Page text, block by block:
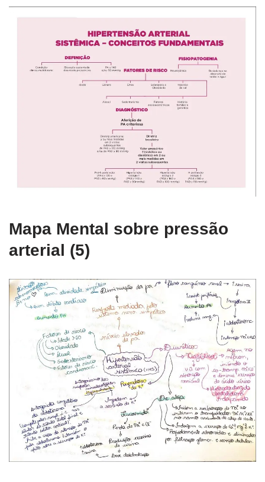
Mapa Mental sobre pressão
arterial (5)